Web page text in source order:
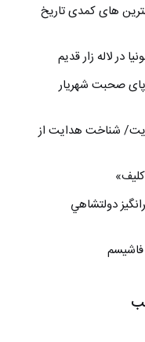
بهترین های کمدی تاریخ
در لاله زار قدیم
صحبت شهريار
شناخت هدایت از
دولتشاهي